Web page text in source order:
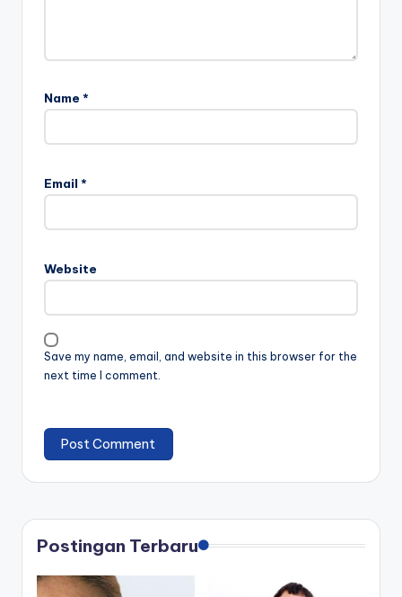
Name *
Email *
Website
Save my name, email, and website in this browser for the
next time I comment.
Postingan Terbaru